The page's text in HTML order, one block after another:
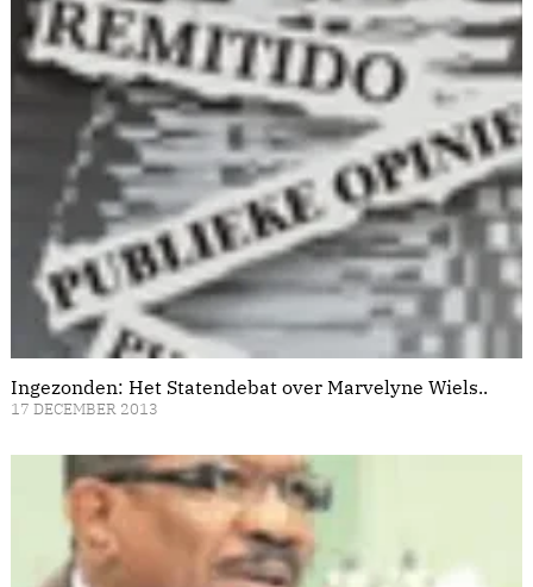
Ingezonden: Het Statendebat over Marvelyne Wiels..
17 DECEMBER 2013